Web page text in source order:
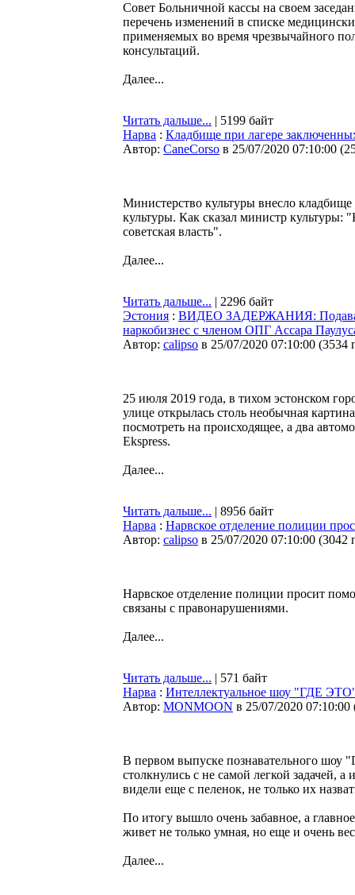
Совет Больничной кассы на своем
перечень изменений в списке
применяемых во время чрезвычайного
консультаций.
Далее...
Читать дальше... | 5199 байт
Нарва : Кладбище при лагере
Автор: CaneCorso в 25/07/2020 07:10:00 (
Министерство культуры внесло
культуры. Как сказал министр культуры:
советская власть".
Далее...
Читать дальше... | 2296 байт
Эстония : ВИДЕО ЗАДЕРЖАНИЯ:
наркобизнес с членом ОПГ Ассара
Автор: calipso в 25/07/2020 07:10:00 (3534
25 июля 2019 года, в тихом эстонском
улице открылась столь необычная
посмотреть на происходящее, а два
Ekspress.
Далее...
Читать дальше... | 8956 байт
Нарва : Нарвское отделение полиции
Автор: calipso в 25/07/2020 07:10:00 (3042
Нарвское отделение полиции просит
связаны с правонарушениями.
Далее...
Читать дальше... | 571 байт
Нарва : Интеллектуальное шоу "ГДЕ
Автор: MONMOON в 25/07/2020 07:10:00
В первом выпуске познавательного шоу
столкнулись с не самой легкой задачей,
видели еще с пеленок, не только их
По итогу вышло очень забавное, а
живет не только умная, но еще и очень
Далее...